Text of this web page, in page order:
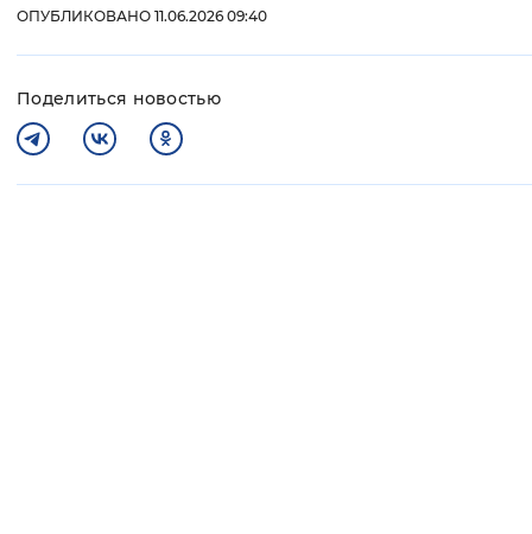
ОПУБЛИКОВАНО 11.06.2026 09:40
Поделиться новостью